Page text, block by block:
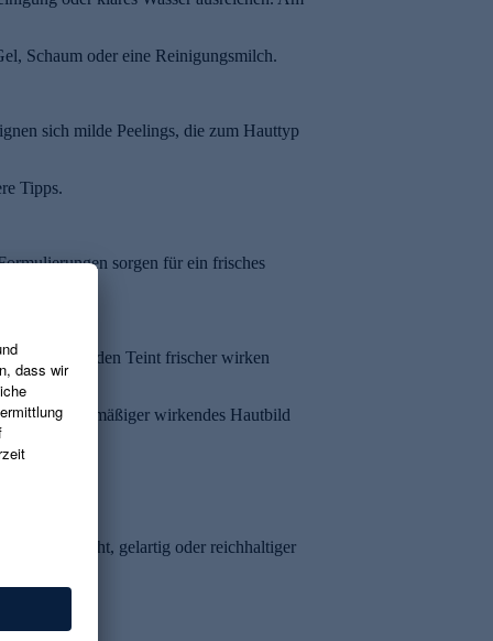
Schaum oder eine Reinigungsmilch.
sich milde Peelings, die zum Hauttyp
Tipps.
sorgen für ein frisches
spenden, den Teint frischer wirken
ein ebenmäßiger wirkendes Hautbild
Textur leicht, gelartig oder reichhaltiger